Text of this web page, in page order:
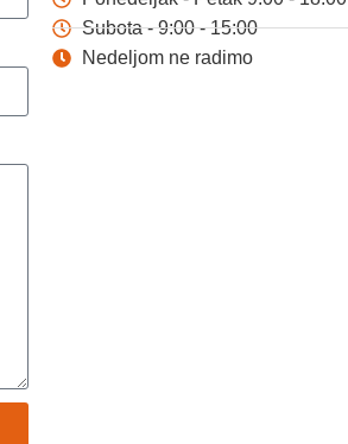
Subota - 9:00 - 15:00
Nedeljom ne radimo